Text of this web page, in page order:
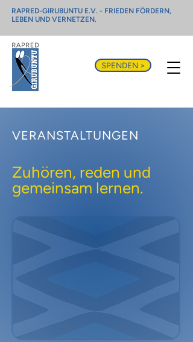
RAPRED-GIRUBUNTU E.V. - FRIEDEN FÖRDERN,
LEBEN UND VERNETZEN.
SPENDEN >
VERANSTALTUNGEN
Zuhören, reden und
gemeinsam lernen.